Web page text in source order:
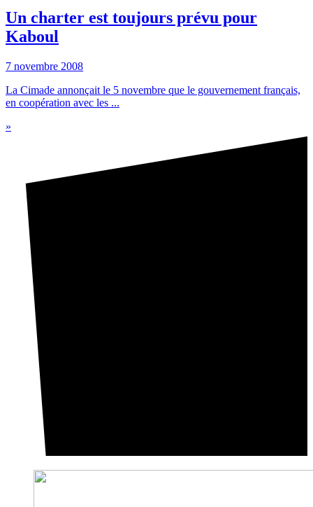
Un charter est toujours prévu pour
Kaboul
7 novembre 2008
La Cimade annonçait le 5 novembre que le gouvernement français,
en coopération avec les ...
»